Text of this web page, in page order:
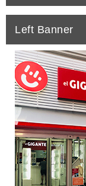
Left Banner